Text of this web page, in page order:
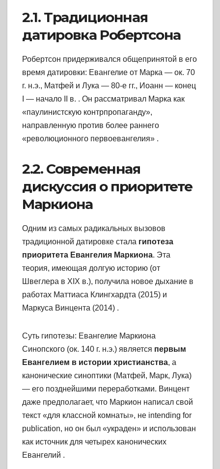
2.1. Традиционная
датировка Робертсона
Робертсон придерживался общепринятой в его
время датировки: Евангелие от Марка — ок. 70
г. н.э., Матфей и Лука — 80-е гг., Иоанн — конец
I — начало II в. . Он рассматривал Марка как
«паулинистскую контрпропаганду»,
направленную против более раннего
«революционного первоевангелия» .
2.2. Современная
дискуссия о приоритете
Маркиона
Одним из самых радикальных вызовов
традиционной датировке стала гипотеза
приоритета Евангелия Маркиона. Эта
теория, имеющая долгую историю (от
Швеглера в XIX в.), получила новое дыхание в
работах Маттиаса Клингхардта (2015) и
Маркуса Винцента (2014) .
Суть гипотезы: Евангелие Маркиона
Синопского (ок. 140 г. н.э.) является первым
Евангелием в истории христианства, а
канонические синоптики (Матфей, Марк, Лука)
— его позднейшими переработками. Винцент
даже предполагает, что Маркион написал свой
текст «для классной комнаты», не intending for
publication, но он был «украден» и использован
как источник для четырех канонических
Евангелий .